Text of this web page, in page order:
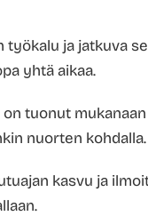
ja jatkuva
yhtä aikaa.
tuonut
nuorten kohdalla.
kasvu ja